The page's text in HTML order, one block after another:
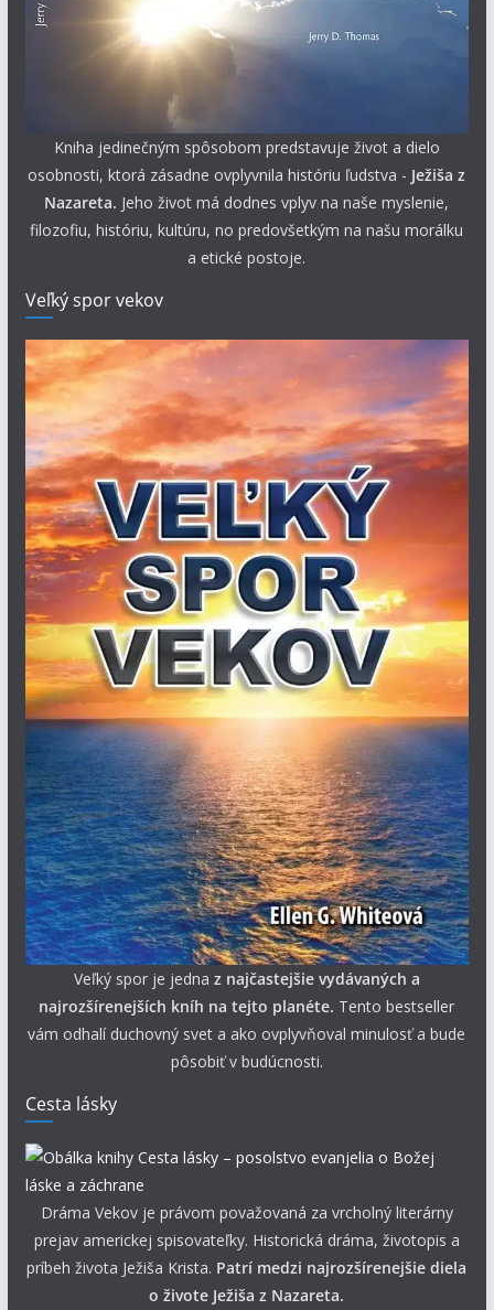
Kniha jedinečným spôsobom predstavuje život a dielo
osobnosti, ktorá zásadne ovplyvnila históriu ľudstva - Ježiša z
Nazareta. Jeho život má dodnes vplyv na naše myslenie,
filozofiu, históriu, kultúru, no predovšetkým na našu morálku
a etické postoje.
Veľký spor vekov
Veľký spor je jedna z najčastejšie vydávaných a
najrozšírenejších kníh na tejto planéte. Tento bestseller
vám odhalí duchovný svet a ako ovplyvňoval minulosť a bude
pôsobiť v budúcnosti.
Cesta lásky
Dráma Vekov je právom považovaná za vrcholný literárny
prejav americkej spisovateľky. Historická dráma, životopis a
príbeh života Ježiša Krista. Patrí medzi najrozšírenejšie diela
o živote Ježiša z Nazareta.